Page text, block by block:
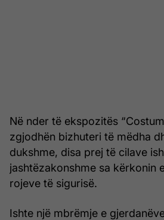
Në nder të ekspozitës
zgjodhën bizhuteri të mëdha
dukshme, disa prej të cilave
jashtëzakonshme sa kërkonin
rojeve të sigurisë.
Ishte një mbrëmje e